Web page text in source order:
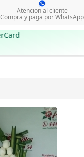
Atencion al cliente
Compra y paga por WhatsApp